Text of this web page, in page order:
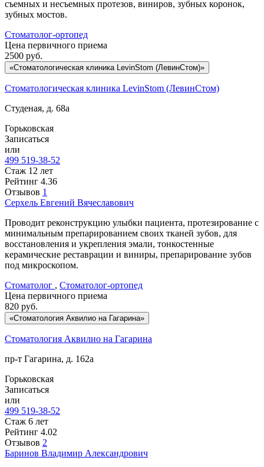
съемных и несъемных протезов, виниров, зубных коронок,
зубных мостов.
Стоматолог-ортопед
Цена первичного приема
2500 руб.
«Стоматологическая клиника LevinStom (ЛевинСтом)»
Стоматологическая клиника LevinStom (ЛевинСтом)
Студеная, д. 68а
Горьковская
Записаться
или
499 519-38-52
Стаж 12 лет
Рейтинг 4.36
Отзывов 1
Серхель Евгений Вячеславович
Проводит реконструкцию улыбки пациента, протезирование с
минимальным препарированием своих тканей зубов, для
восстановления и укрепления эмали, тонкостенные
керамические реставрации и виниры, препарирование зубов
под микроскопом.
Стоматолог , Стоматолог-ортопед
Цена первичного приема
820 руб.
«Стоматология Аквилио на Гагарина»
Стоматология Аквилио на Гагарина
пр-т Гагарина, д. 162а
Горьковская
Записаться
или
499 519-38-52
Стаж 6 лет
Рейтинг 4.02
Отзывов 2
Баринов Владимир Александрович